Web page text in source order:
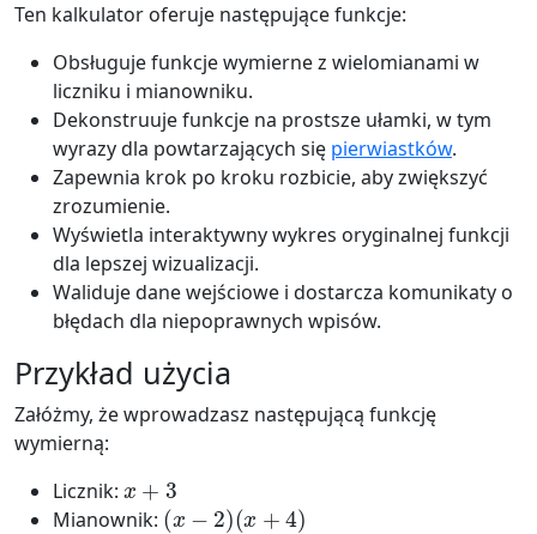
Ten kalkulator oferuje następujące funkcje:
Obsługuje funkcje wymierne z wielomianami w
liczniku i mianowniku.
Dekonstruuje funkcje na prostsze ułamki, w tym
wyrazy dla powtarzających się pierwiastków.
Zapewnia krok po kroku rozbicie, aby zwiększyć
zrozumienie.
Wyświetla interaktywny wykres oryginalnej funkcji
dla lepszej wizualizacji.
Waliduje dane wejściowe i dostarcza komunikaty o
błędach dla niepoprawnych wpisów.
Przykład użycia
Załóżmy, że wprowadzasz następującą funkcję
wymierną:
Licznik:
Mianownik:
(x x +